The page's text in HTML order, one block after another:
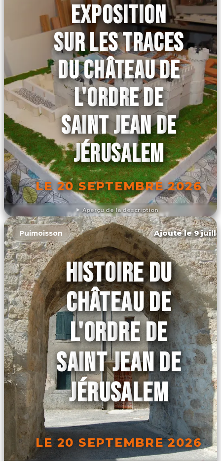
Aperçu de la description
EXPOSITION
SUR LES TRACES
DU CHÂTEAU DE
L'ORDRE DE
SAINT JEAN DE
JÉRUSALEM
LE 20 SEPTEMBRE 2026
DÉCOUVRIR L'ÉVÉNEMENT
Puimoisson Ajouté le 9
HISTOIRE DU
CHÂTEAU DE
L'ORDRE DE
SAINT JEAN DE
JÉRUSALEM
LE 20 SEPTEMBRE 2026